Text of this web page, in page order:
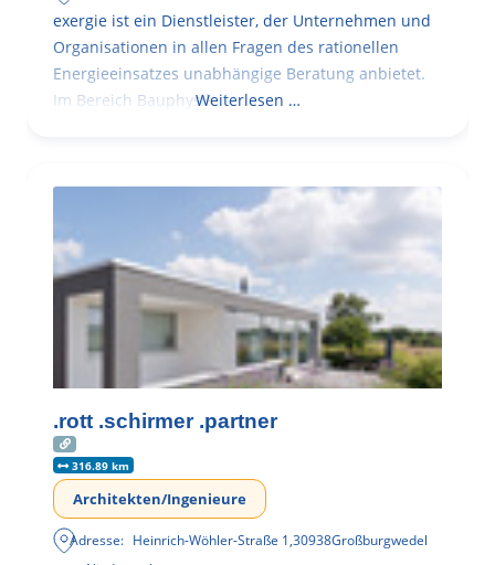
exergie ist ein Dienstleister, der Unternehmen und
Organisationen in allen Fragen des rationellen
Energieeinsatzes unabhängige Beratung anbietet.
Im Bereich BauphysikWeiterlesen …
.rott .schirmer .partner
316.89 km
Architekten/Ingenieure
Adresse: Heinrich-Wöhler-Straße 1,30938Großburgwedel